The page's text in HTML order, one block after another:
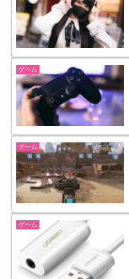
ゲーム
ゲーム
ゲーム